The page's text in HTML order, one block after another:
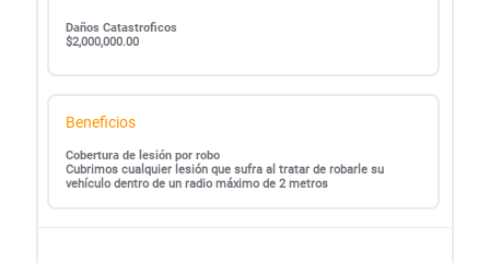
Daños Catastroficos
$2,000,000.00
Beneficios
Cobertura de lesión por robo
Cubrimos cualquier lesión que sufra al tratar de robarle su
vehículo dentro de un radio máximo de 2 metros